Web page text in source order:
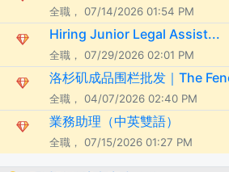
全職， 07/14/2026 01:54 PM
Hiring Junior Legal Assist...
全職， 07/29/2026 02:01 PM
洛杉矶成品围栏批发｜The
全職， 04/07/2026 02:40 PM
業務助理（中英雙語）
全職， 07/15/2026 01:27 PM